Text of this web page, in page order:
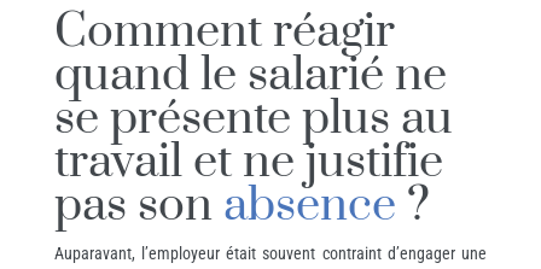
Comment réagir
quand le salarié ne
se présente plus au
travail et ne justifie
pas sonabsence ?
Auparavant, l’employeur était souvent contraint d’engager une